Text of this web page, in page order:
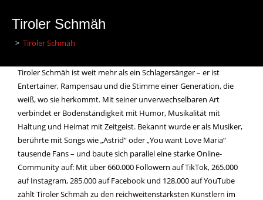
Tiroler Schmäh
> Tiroler Schmäh
Tiroler Schmäh ist weit mehr als ein Schlagersänger – er ist
Entertainer, Rampensau und die Stimme einer Generation, die
weiß, wo sie herkommt. Mit seiner unverwechselbaren Art
verbindet er Bodenständigkeit mit Humor, Musikalität mit
Haltung und Heimat mit Zeitgeist. Bekannt wurde er als Musiker,
berührte mit Songs wie „Astrid“ oder „You want Love Maria“
tausende Fans – und baute sich parallel eine starke Online-
Community auf: Mit über 660.000 Followern auf TikTok, 265.000
auf Instagram, 285.000 auf Facebook und 128.000 auf YouTube
zählt Tiroler Schmäh zu den reichweitenstärksten Künstlern im